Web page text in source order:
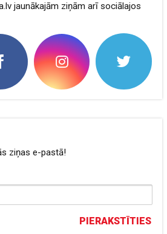
jaunākajām ziņām arī sociālajos
ziņas e-pastā!
PIERAKSTĪTIES